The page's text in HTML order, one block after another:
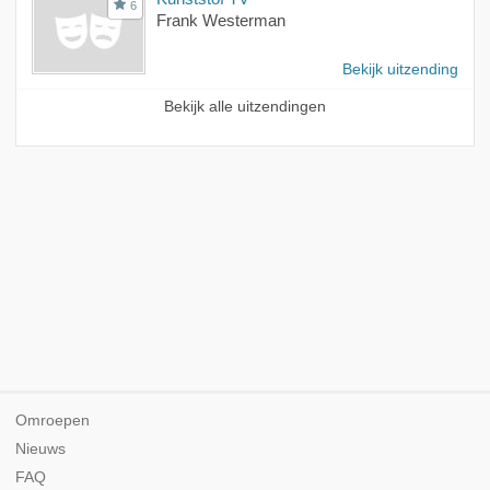
6
Frank Westerman
Bekijk uitzending
Bekijk alle uitzendingen
Omroepen
Nieuws
FAQ